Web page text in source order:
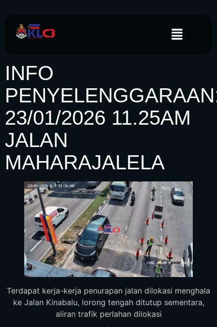
INFO
23/01/2026 11.25AM
JALAN
MAHARAJALELA
Terdapat kerja-kerja penurapan jalan dilokasi menghala
ke Jalan Kinabalu, lorong tengah ditutup sementara,
aliran trafik perlahan dilokasi